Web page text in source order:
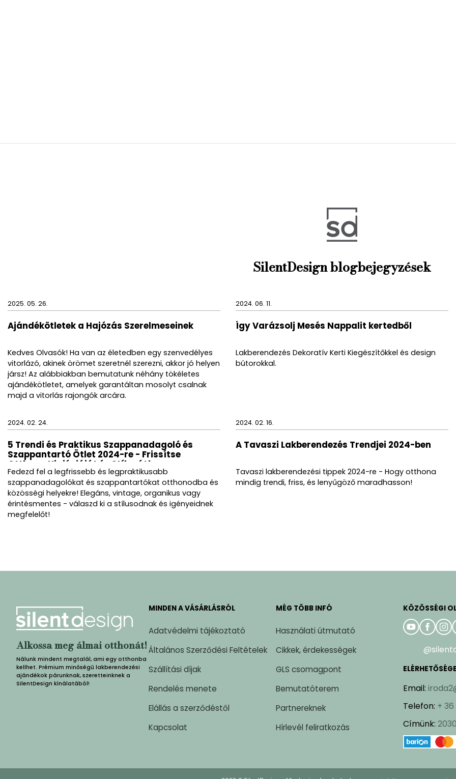
SilentDesign blogbejegyzések
2025. 05. 26.
Ajándékötletek a Hajózás Szerelmeseinek
Kedves Olvasók! Ha van az életedben egy szenvedélyes
vitorlázó, akinek örömet szeretnél szerezni, akkor jó helyen
jársz! Az alábbiakban bemutatunk néhány tökéletes
ajándékötletet, amelyek garantáltan mosolyt csalnak
majd a vitorlás rajongók arcára.
2024. 06. 11.
Így Varázsolj Mesés Nappalit kertedből
Lakberendezés Dekoratív Kerti Kiegészítőkkel és design
bútorokkal.
2024. 02. 24.
5 Trendi és Praktikus Szappanadagoló és
Szappantartó Ötlet 2024-re - Frissítse
Otthona Higiéniáját és Stílusát!
Fedezd fel a legfrissebb és legpraktikusabb
szappanadagolókat és szappantartókat otthonodba és
közösségi helyekre! Elegáns, vintage, organikus vagy
érintésmentes - válaszd ki a stílusodnak és igényeidnek
megfelelőt!
2024. 02. 16.
A Tavaszi Lakberendezés Trendjei 2024-ben
Tavaszi lakberendezési tippek 2024-re - Hogy otthona
mindig trendi, friss, és lenyűgöző maradhasson!
Alkossa meg álmai otthonát!
Nálunk mindent megtalál, ami egy otthonba
kellhet. Prémium minőségű lakberendezési
ajándékok párunknak, szeretteinknek a
SilentDesign kínálatából!
MINDEN A VÁSÁRLÁSRÓL
Adatvédelmi tájékoztató
Általános Szerződési Feltételek
Szállítási díjak
Rendelés menete
Elállás a szerződéstől
Kapcsolat
MÉG TÖBB INFÓ
Használati útmutató
Cikkek, érdekességek
GLS csomagpont
Bemutatóterem
Partnereknek
Hírlevél feliratkozás
KÖZÖSSÉGI
Email:
Telefon: +
Címünk: